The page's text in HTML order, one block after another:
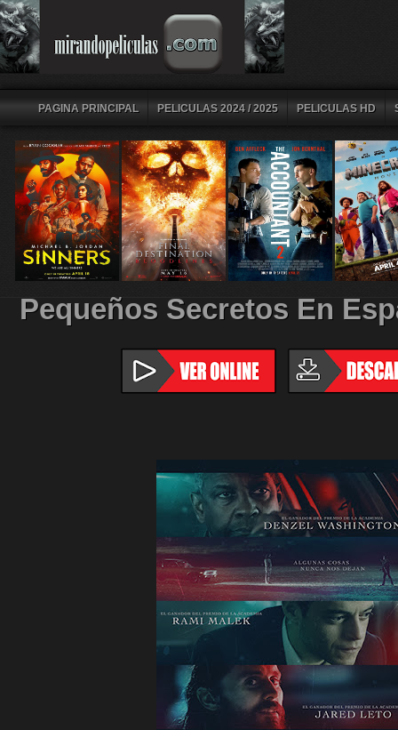
PAGINA PRINCIPAL PELICULAS 2024 / 2025 PELICULAS HD
Pequeños Secretos En